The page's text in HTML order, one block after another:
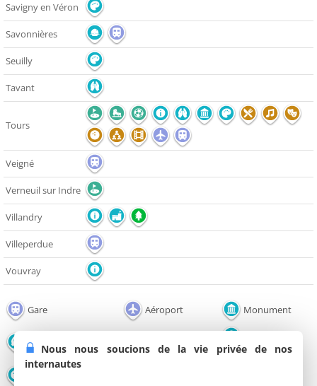
Savigny en Véron
Savonnières
Seuilly
Tavant
Tours
Veigné
Verneuil sur Indre
Villandry
Villeperdue
Vouvray
Gare Aéroport Monument
Edifice religieux Château
tourisme
Nous nous soucions de la vie privée de nos
internautes